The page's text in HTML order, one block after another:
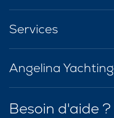
Services
Angelina Yachting
Besoin d'aide ?